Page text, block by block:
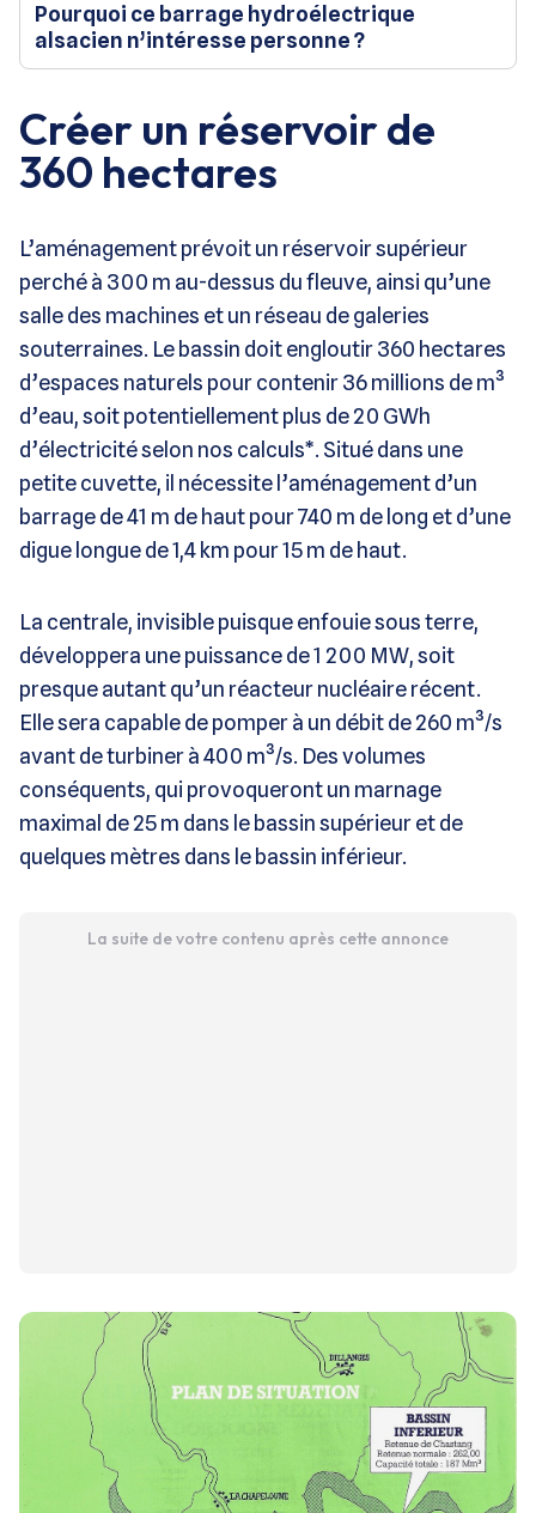
Pourquoi ce barrage hydroélectrique
alsacien n’intéresse personne ?
Créer un réservoir de
360 hectares
L’aménagement prévoit un réservoir supérieur
perché à 300 m au-dessus du fleuve, ainsi qu’une
salle des machines et un réseau de galeries
souterraines. Le bassin doit engloutir 360 hectares
d’espaces naturels pour contenir 36 millions de m³
d’eau, soit potentiellement plus de 20 GWh
d’électricité selon nos calculs*. Situé dans une
petite cuvette, il nécessite l’aménagement d’un
barrage de 41 m de haut pour 740 m de long et d’une
digue longue de 1,4 km pour 15 m de haut.
La centrale, invisible puisque enfouie sous terre,
développera une puissance de 1 200 MW, soit
presque autant qu’un réacteur nucléaire récent.
Elle sera capable de pomper à un débit de 260 m³/s
avant de turbiner à 400 m³/s. Des volumes
conséquents, qui provoqueront un marnage
maximal de 25 m dans le bassin supérieur et de
quelques mètres dans le bassin inférieur.
La suite de votre contenu après cette annonce